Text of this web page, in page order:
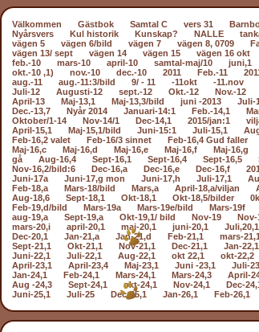
Välkommen Gästbok Samtal C vers 31
Nyårsvers
Kul historik Kunskap? NALLE
vägen 5
vägen 6/bild vägen 7 vägen 8, 0709
vägen 13/ sept
vägen 14 vägen 15 vägen 16 okt
feb.-10
mars-10 april-10 samtal-maj/10 juni,1
okt.-10 ,1)
nov.-10 dec.-10 2011 Feb.-11
aug.-11
aug.-11:3/bild 9/ - 11 -11okt -11.nov
Juli-12
Augusti-12 sept.-12 Okt.-12 Nov.-12
April-13
Maj-13,1 Maj-13,3/bild juni -2013 Juli-
Dec.-13,7
Nyår 2014 Januari-14:1 Feb.-14,1
Oktober/1-14
Nov-14/1 Dec-14,1 2015/jan:1
April-15,1
Maj-15,1/bild Juni-15:1 Juli-15,1
Feb-16,2 valet
Feb-16/3 sinnet Feb-16,4 Gud faller
Maj-16,c
Maj-16,d Maj-16,e Maj-16,f Maj-16,g
gå
Aug-16,4 Sept-16,1 Sept-16,4 Sept-16,5
Nov-16,2/bild:6
Dec-16,a Dec-16,e Dec-16,f
Juni-17a
Juni-17,g mon Juni-17,h Juli-17,1
Feb-18,a
Mars-18/bild Mars,a April-18,a/viljan
Aug-18,6
Sept-18,1 Okt-18,1 Okt-18,5/bilder
Feb-19,d/bild
Mars-19a Mars-19e/bild Mars-19f
aug-19,a
Sept-19,a Okt-19,1/ bild Nov-19 Nov-
mars-20,i
april-20,1 maj-20,1 juni-20,1
Dec-20,1
Jan-21,a Jan-21,d Feb-21,1 mars-21,1
Sept-21,1
Okt-21,1 Nov-21,1 Dec-21,1 Jan-22,1
Juni-22,1
Juli-22,1 Aug-22,1 okt 22,1 okt-22,2
April-23,1
April-23,4 Maj-23,1 Juni -23,1 Juli-
Jan-24,1
Feb-24,1 Mars-24,1 Mars-24,3 April-
Aug -24,3
Sept-24,1 okt-24,1 Nov-24,1 Dec-
Juni-25,1
Juli-25 Dec-25,1 Jan-26,1 Feb-26,1